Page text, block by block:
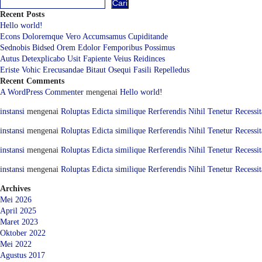
Cari
Recent Posts
Hello world!
Econs Doloremque Vero Accumsamus Cupiditande
Sednobis Bidsed Orem Edolor Femporibus Possimus
Autus Detexplicabo Usit Fapiente Veius Reidinces
Eriste Vohic Erecusandae Bitaut Osequi Fasili Repelledus
Recent Comments
A WordPress Commenter mengenai Hello world!
instansi mengenai Roluptas Edicta similique Rerferendis Nihil Tenetur
instansi mengenai Roluptas Edicta similique Rerferendis Nihil Tenetur
instansi mengenai Roluptas Edicta similique Rerferendis Nihil Tenetur
instansi mengenai Roluptas Edicta similique Rerferendis Nihil Tenetur
Archives
Mei 2026
April 2025
Maret 2023
Oktober 2022
Mei 2022
Agustus 2017